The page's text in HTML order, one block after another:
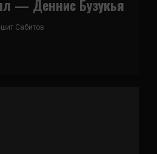
— Деннис Бузукья
Сабитов